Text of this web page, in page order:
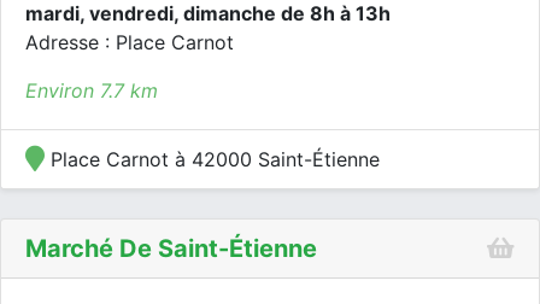
mardi, vendredi, dimanche de 8h à 13h
Adresse : Place Carnot
Environ 7.7 km
Place Carnot à 42000 Saint-Étienne
Marché De Saint-Étienne